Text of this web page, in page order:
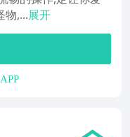
物,...展开